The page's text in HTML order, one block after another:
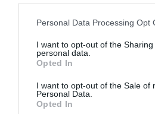
Please note that this website/app
not limited to your visit or usage
grant or deny consent to Google
use your data for below specified
consent section.
Personal Data Processing Opt
I want to opt-out of the
personal data.
Opted In
I want to opt-out of the Sale of
Personal Data.
Opted In
napjától 2020. október 31.
van idő és érdemes
található, ahonnan a Balaton
belváros is könnyen elérhető. A